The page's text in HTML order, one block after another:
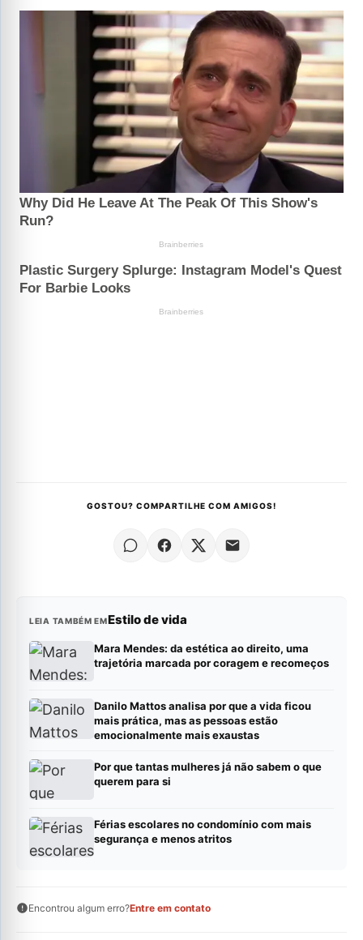
GOSTOU? COMPARTILHE COM AMIGOS!
LEIA TAMBÉM EMEstilo de vida
Mara Mendes: da estética ao direito, uma
trajetória marcada por coragem e recomeços
Danilo Mattos analisa por que a vida ficou
mais prática, mas as pessoas estão
emocionalmente mais exaustas
Por que tantas mulheres já não sabem o que
querem para si
Férias escolares no condomínio com mais
segurança e menos atritos
Encontrou algum erro?Entre em contato